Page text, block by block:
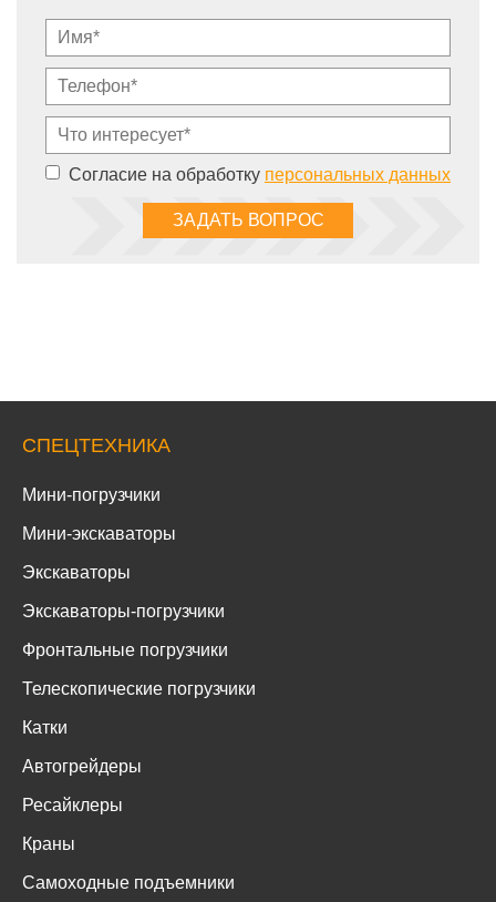
Согласие на обработку персональных данных
СПЕЦТЕХНИКА
Мини-погрузчики
Мини-экскаваторы
Экскаваторы
Экскаваторы-погрузчики
Фронтальные погрузчики
Телескопические погрузчики
Катки
Автогрейдеры
Ресайклеры
Краны
Самоходные подъемники